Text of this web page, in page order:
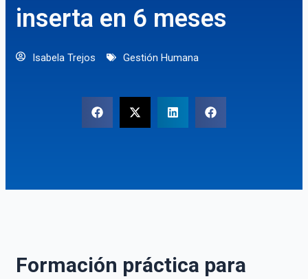
inserta en 6 meses
Isabela Trejos Gestión Humana
Formación práctica para